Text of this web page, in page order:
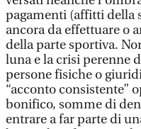
pagamenti (affitti della
ancora da effettuare o
della parte sportiva.
luna e la crisi perenne
persone fisiche o
“acconto consistente”
bonifico, somme di
entrare a far parte di